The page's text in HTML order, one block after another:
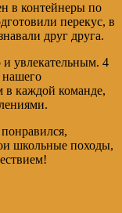
в контейнеры по
перекус, в
друг друга.
увлекательным. 4
нашего
в каждой команде,
школьные походы,